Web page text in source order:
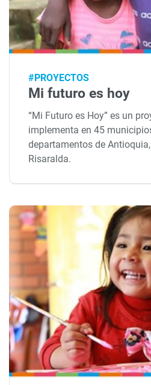
#PROYECTOS
Mi futuro es hoy
“Mi Futuro es Hoy” es un
implementa en 45
departamentos de
Risaralda.